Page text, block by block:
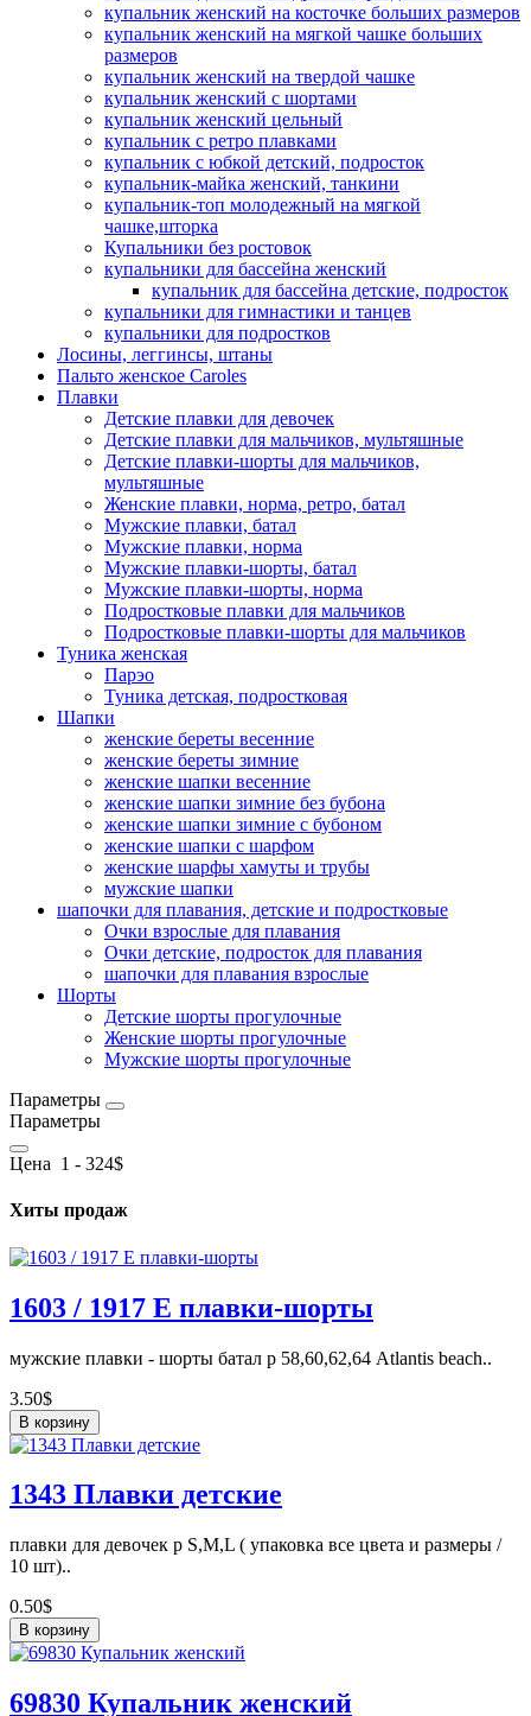
купальник женский на косточке больших размеров
купальник женский на мягкой чашке больших
размеров
купальник женский на твердой чашке
купальник женский с шортами
купальник женский цельный
купальник с ретро плавками
купальник с юбкой детский, подросток
купальник-майка женский, танкини
купальник-топ молодежный на мягкой
чашке,шторка
Купальники без ростовок
купальники для бассейна женский
купальник для бассейна детские, подросток
купальники для гимнастики и танцев
купальники для подростков
Лосины, леггинсы, штаны
Пальто женское Caroles
Плавки
Детские плавки для девочек
Детские плавки для мальчиков, мультяшные
Детские плавки-шорты для мальчиков,
мультяшные
Женские плавки, норма, ретро, батал
Мужские плавки, батал
Мужские плавки, норма
Мужские плавки-шорты, батал
Мужские плавки-шорты, норма
Подростковые плавки для мальчиков
Подростковые плавки-шорты для мальчиков
Туникa женская
Парэо
Туника детская, подростковая
Шапки
женские береты весенние
женские береты зимние
женские шапки весенние
женские шапки зимние без бубона
женские шапки зимние с бубоном
женские шапки с шарфом
женские шарфы хамуты и трубы
мужские шапки
шапочки для плавания, детские и подростковые
Очки взрослые для плавания
Очки детские, подросток для плавания
шапочки для плавания взрослые
Шорты
Детские шорты прогулочные
Женские шорты прогулочные
Мужские шорты прогулочные
Параметры
Параметры
Цена 1 - 324$
Хиты продаж
1603 / 1917 E плавки-шорты
мужские плавки - шорты батал р 58,60,62,64 Atlantis beach..
3.50$
В корзину
1343 Плавки детские
плавки для девочек p S,M,L ( упаковка все цвета и размеры /
10 шт)..
0.50$
В корзину
69830 Купальник женский